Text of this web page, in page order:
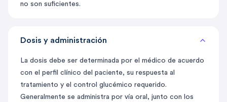
no son suficientes.
Dosis y administración
La dosis debe ser determinada por el médico de acuerdo
con el perfil clínico del paciente, su respuesta al
tratamiento y el control glucémico requerido.
Generalmente se administra por vía oral, junto con los